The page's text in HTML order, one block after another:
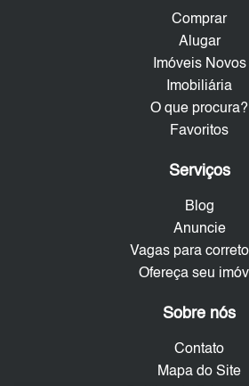
Comprar
Alugar
Imóveis Novos
Imobiliária
O que procura?
Favoritos
Serviços
Blog
Anuncie
Vagas para
Ofereça seu
Sobre nós
Contato
Mapa do Site